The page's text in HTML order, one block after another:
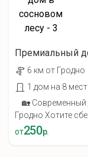
Премиальный
6 км от Гродно
1 дом на 8 мест
🏡 Современный
Гродно Хотите
от250р.